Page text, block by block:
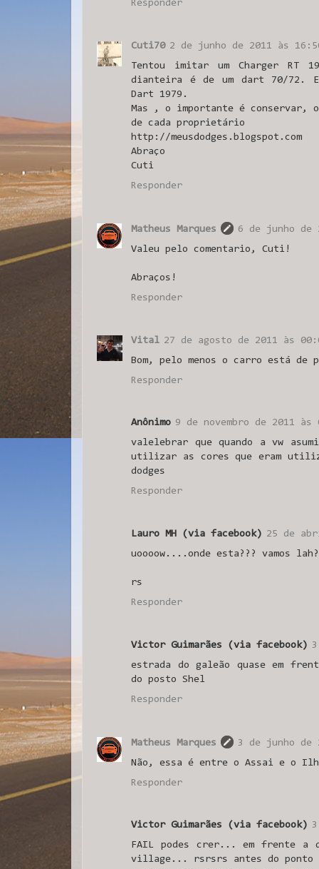
Responder
Cuti70 2 de junho de 2011 às
Tentou imitar um Charger RT
dianteira é de um dart 70/72.
Dart 1979.
Mas , o importante é conservar,
de cada proprietário
http://meusdodges.blogspot.com
Abraço
Cuti
Responder
Matheus Marques
6 de junho de
Valeu pelo comentario, Cuti!
Abraços!
Responder
Vital 27 de agosto de 2011 às
Bom, pelo menos o carro está de
Responder
Anônimo 9 de novembro de 2011 às
valelebrar que quando a vw
utilizar as cores que eram
dodges
Responder
Lauro MH (via facebook) 25 de
uoooow....onde esta??? vamos lah?
rs
Responder
Victor Guimarães (via facebook)
estrada do galeão quase em
do posto Shel
Responder
Matheus Marques
3 de junho de
Não, essa é entre o Assai e o
Responder
Victor Guimarães (via facebook)
FAIL podes crer... em frente a
village... rsrsrs antes do ponto